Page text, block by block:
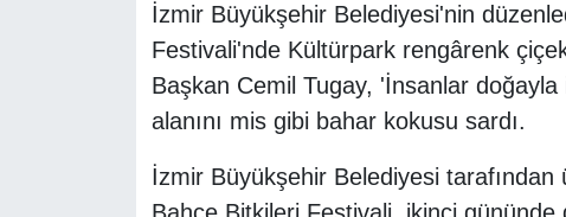
İzmir Büyükşehir Belediyesi'nin
Festivali'nde Kültürpark rengârenk
Başkan Cemil Tugay, 'İnsanlar
alanını mis gibi bahar kokusu sardı.
İzmir Büyükşehir Belediyesi